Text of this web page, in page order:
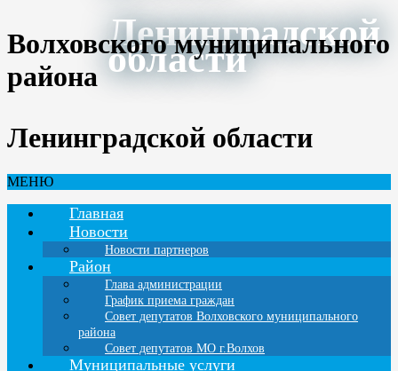
Ленинградской
области
Волховского муниципального
района
Ленинградской области
МЕНЮ
Главная
Новости
Новости партнеров
Район
Глава администрации
График приема граждан
Совет депутатов Волховского муниципального
района
Совет депутатов МО г.Волхов
Муниципальные услуги